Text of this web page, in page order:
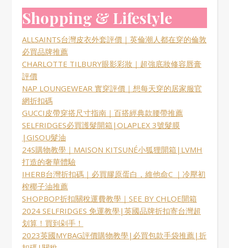
Shopping & Lifestyle
ALLSAINTS台灣皮衣外套評價｜英倫潮人都在穿的倫敦
必買品牌推薦
CHARLOTTE TILBURY眼影彩妝｜超強底妝修容唇膏
評價
NAP LOUNGEWEAR 實穿評價｜想每天穿的居家服官
網折扣碼
GUCCI皮帶穿搭尺寸指南｜百搭經典款腰帶推薦
SELFRIDGES必買護髮開箱|OLAPLEX 3號髮膜
|GISOU髮油
24S購物教學｜MAISON KITSUNÉ小狐狸開箱|LVMH
打造的奢華體驗
IHERB台灣折扣碼｜必買膠原蛋白，維他命C ｜冷壓初
榨椰子油推薦
SHOPBOP折扣關稅運費教學｜SEE BY CHLOE開箱
2024 SELFRIDGES 免運教學|英國品牌折扣寄台灣超
划算！買到剁手！
2023英國MYBAG評價購物教學|必買包款手袋推薦|折